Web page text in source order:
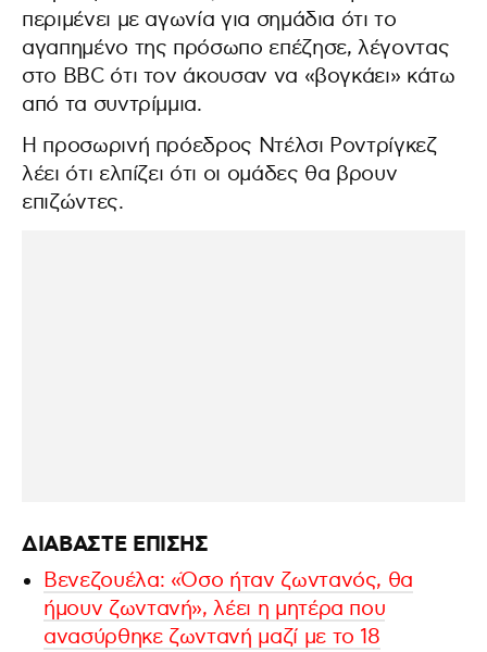
περιμένει με αγωνία για σημάδια ότι το
αγαπημένο της πρόσωπο επέζησε, λέγοντας
στο BBC ότι τον άκουσαν να «βογκάει» κάτω
από τα συντρίμμια.
Η προσωρινή πρόεδρος Ντέλσι Ροντρίγκεζ
λέει ότι ελπίζει ότι οι ομάδες θα βρουν
επιζώντες.
ΔΙΑΒΑΣΤΕ ΕΠΙΣΗΣ
Βενεζουέλα: «Όσο ήταν ζωντανός, θα
ήμουν ζωντανή», λέει η μητέρα που
ανασύρθηκε ζωντανή μαζί με το 18